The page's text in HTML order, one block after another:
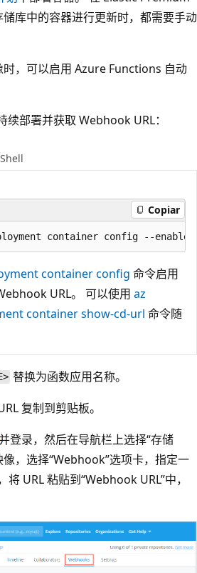
库中的容器进行更新时，都需要手动
，可以启用 Azure Functions 自动
续部署并获取 Webhook URL：
Copiar
container config 命令启用
URL。 可以使用 az
container show-cd-url 命令随
替换为函数应用名称。
复制到剪贴板。
登录，然后在导航栏上选择“存储
像，选择“Webhook”选项卡，指定一
URL 粘贴到“Webhook URL”中，